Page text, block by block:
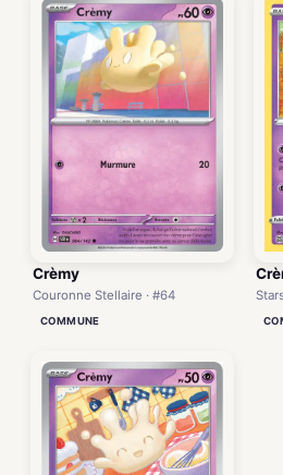
Crèmy
Couronne Stellaire · #64
COMMUNE